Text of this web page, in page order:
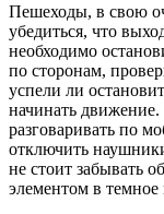
Пешеходы, в свою
убедиться, что
необходимо
по сторонам,
успели ли
начинать движение.
разговаривать по
отключить
не стоит забывать
элементом в темное